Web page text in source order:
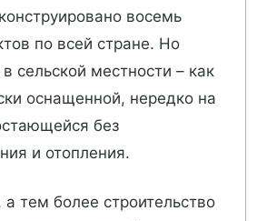
восемь
по всей стране. Но
сельской местности – как
оснащенной, нередко на
без
и отопления.
а тем более строительство